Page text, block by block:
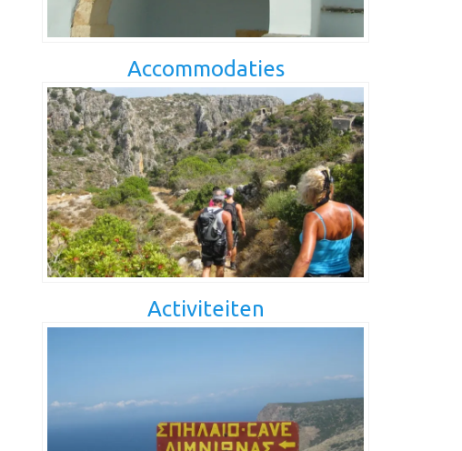
Accommodaties
Activiteiten